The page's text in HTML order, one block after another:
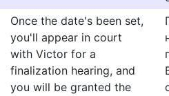
Once the date's been set,
you'll appear in court
with Victor for a
finalization hearing, and
you will be granted the